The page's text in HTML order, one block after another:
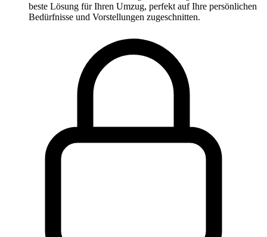
beste Lösung für Ihren Umzug, perfekt auf Ihre persönlichen
Bedürfnisse und Vorstellungen zugeschnitten.